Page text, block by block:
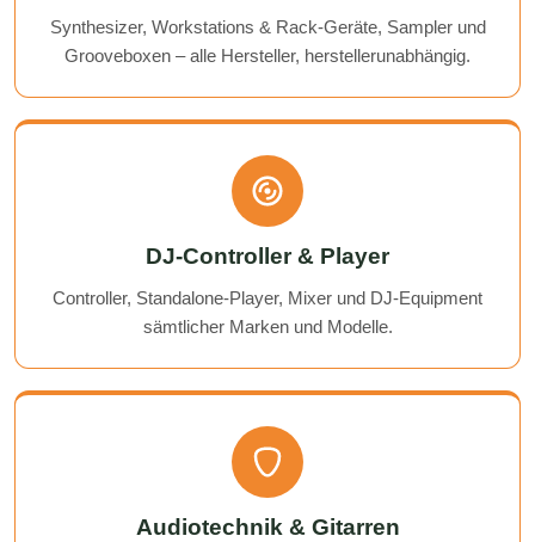
Synthesizer, Workstations & Rack-Geräte, Sampler und
Grooveboxen – alle Hersteller, herstellerunabhängig.
DJ-Controller & Player
Controller, Standalone-Player, Mixer und DJ-Equipment
sämtlicher Marken und Modelle.
Audiotechnik & Gitarren